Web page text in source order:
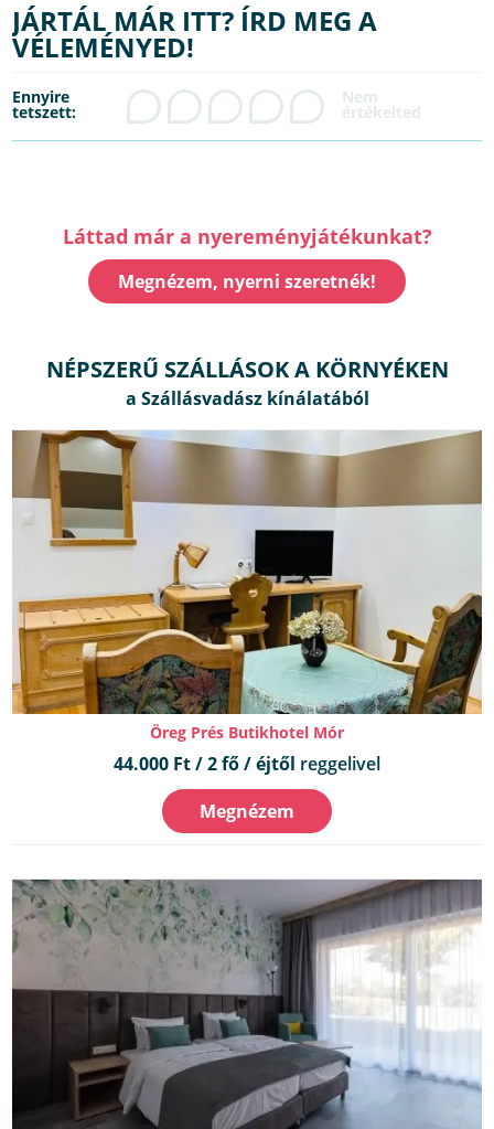
JÁRTÁL MÁR ITT? ÍRD MEG A
VÉLEMÉNYED!
Ennyire
tetszett:
Láttad már a nyereményjátékunkat?
Megnézem, nyerni szeretnék!
NÉPSZERŰ SZÁLLÁSOK A KÖRNYÉKEN
Öreg Prés Butikhotel Mór
44.000 Ft / 2 fő / éjtől reggelivel
Megnézem